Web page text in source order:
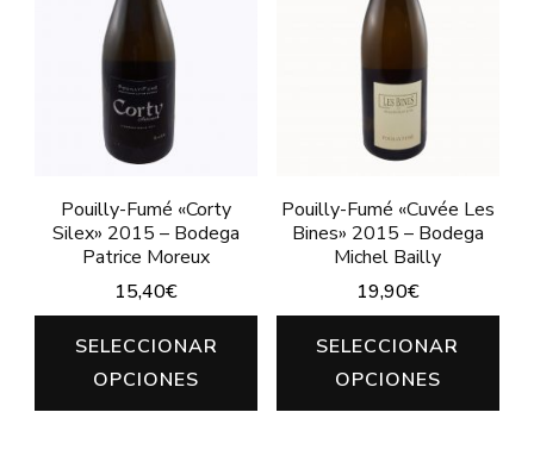
Pouilly-Fumé «Corty
Silex» 2015 – Bodega
Patrice Moreux
15,40€
SELECCIONAR
OPCIONES
producto
tiene
Pouilly-Fumé «Cuvée Les
Bines» 2015 – Bodega
Michel Bailly
19,90€
SELECCIONAR
OPCIONES